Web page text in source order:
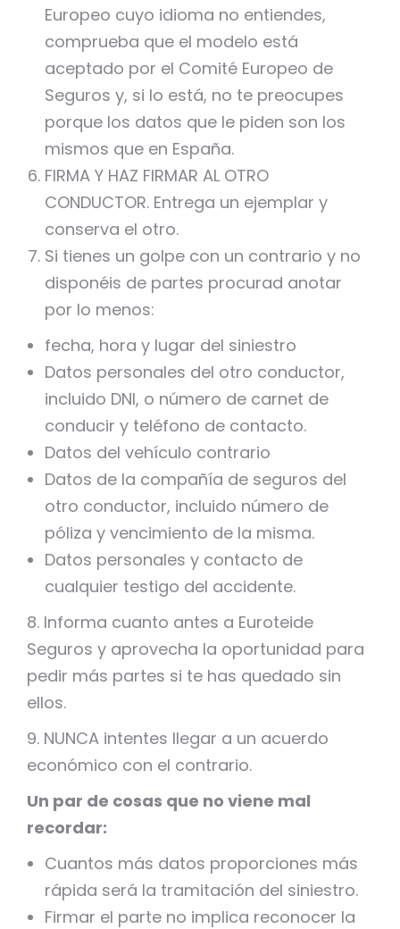
Europeo cuyo idioma no entiendes,
comprueba que el modelo está
aceptado por el Comité Europeo de
Seguros y, si lo está, no te preocupes
porque los datos que le piden son los
mismos que en España.
FIRMA Y HAZ FIRMAR AL OTRO
CONDUCTOR. Entrega un ejemplar y
conserva el otro.
Si tienes un golpe con un contrario y no
disponéis de partes procurad anotar
por lo menos:
fecha, hora y lugar del siniestro
Datos personales del otro conductor,
incluido DNI, o número de carnet de
conducir y teléfono de contacto.
Datos del vehículo contrario
Datos de la compañía de seguros del
otro conductor, incluido número de
póliza y vencimiento de la misma.
Datos personales y contacto de
cualquier testigo del accidente.
8. Informa cuanto antes a Euroteide
Seguros y aprovecha la oportunidad para
pedir más partes si te has quedado sin
ellos.
9. NUNCA intentes llegar a un acuerdo
económico con el contrario.
Un par de cosas que no viene mal
recordar:
Cuantos más datos proporciones más
rápida será la tramitación del siniestro.
Firmar el parte no implica reconocer la